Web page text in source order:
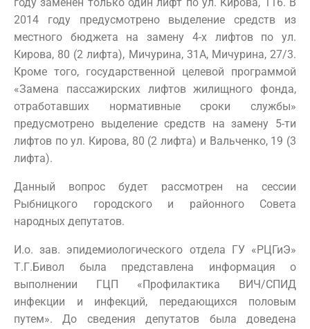
2014 году предусмотрено выделение средств из
местного бюджета на замену 4-х лифтов по ул.
Кирова, 80 (2 лифта), Мичурина, 31А, Мичурина, 27/3.
Кроме того, государственной целевой программой
«Замена пассажирских лифтов жилищного фонда,
отработавших нормативные сроки службы»
предусмотрено выделение средств на замену 5-ти
лифтов по ул. Кирова, 80 (2 лифта) и Вальченко, 19 (3
лифта).
Данный вопрос будет рассмотрен на сессии
Рыбницкого городского и районного Совета
народных депутатов.
И.о. зав. эпидемиологического отдела ГУ «РЦГиЭ»
Т.Г.Бивол была представлена информация о
выполнении ГЦП «Профилактика ВИЧ/СПИД
инфекции и инфекций, передающихся половым
путем». До сведения депутатов была доведена